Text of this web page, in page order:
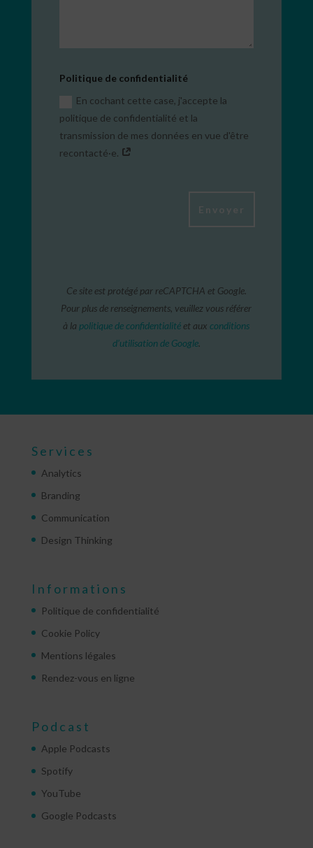
Politique de confidentialité
En cochant cette case, j'accepte la
politique de confidentialité et la
transmission de mes données en vue d'être
recontacté·e.
Envoyer
Ce site est protégé par reCAPTCHA et Google.
Pour plus de renseignements, veuillez vous référer
à la politique de confidentialité et auxconditions
d’utilisation de Google.
Services
Analytics
Branding
Communication
Design Thinking
Informations
Politique de confidentialité
Cookie Policy
Mentions légales
Rendez-vous en ligne
Podcast
Apple Podcasts
Spotify
YouTube
Google Podcasts